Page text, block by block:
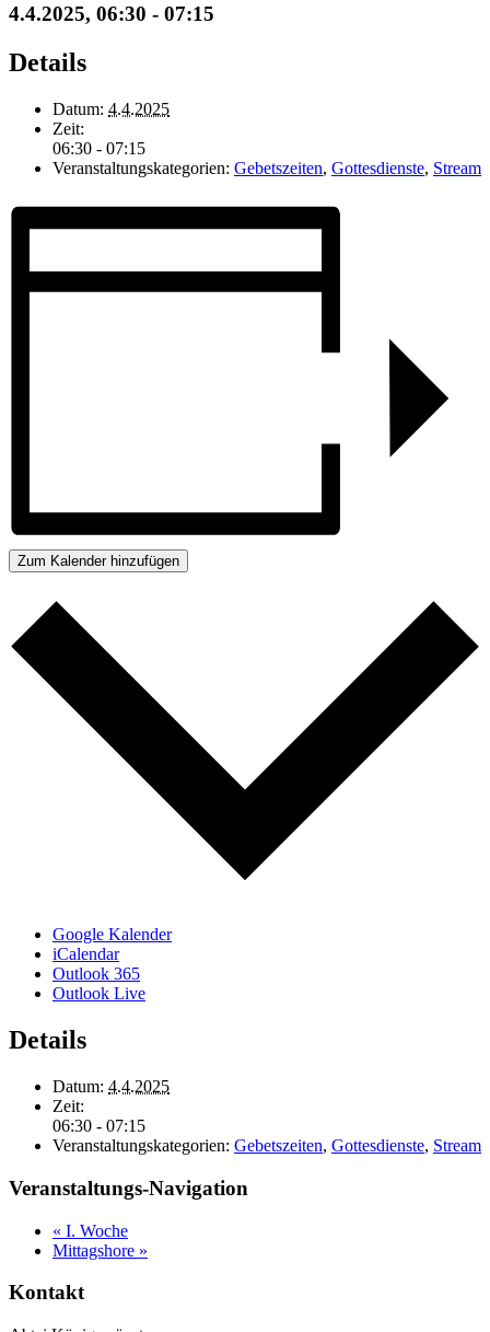
4.4.2025, 06:30 - 07:15
Details
Datum: 4.4.2025
Zeit:
06:30 - 07:15
Veranstaltungskategorien: Gebetszeiten, Gottesdienste, Stream
Zum Kalender hinzufügen
Google Kalender
iCalendar
Outlook 365
Outlook Live
Details
Datum: 4.4.2025
Zeit:
06:30 - 07:15
Veranstaltungskategorien: Gebetszeiten, Gottesdienste, Stream
Veranstaltungs-Navigation
« I. Woche
Mittagshore »
Kontakt